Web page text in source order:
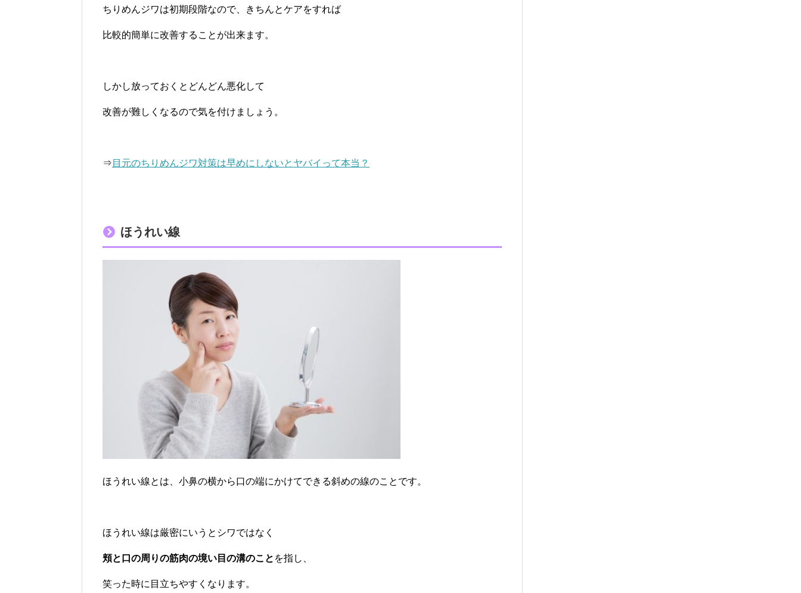
ちりめんジワは初期段階なので、きちんとケアをすれば
比較的簡単に改善することが出来ます。
しかし放っておくとどんどん悪化して
改善が難しくなるので気を付けましょう。
⇒ 目元のちりめんジワ対策は早めにしないとヤバイって本当？
ほうれい線
ほうれい線とは、小鼻の横から口の端にかけてできる斜めの線のことです。
ほうれい線は厳密にいうとシワではなく
頬と口の周りの筋肉の境い目の溝のこと を指し、
笑った時に目立ちやすくなります。